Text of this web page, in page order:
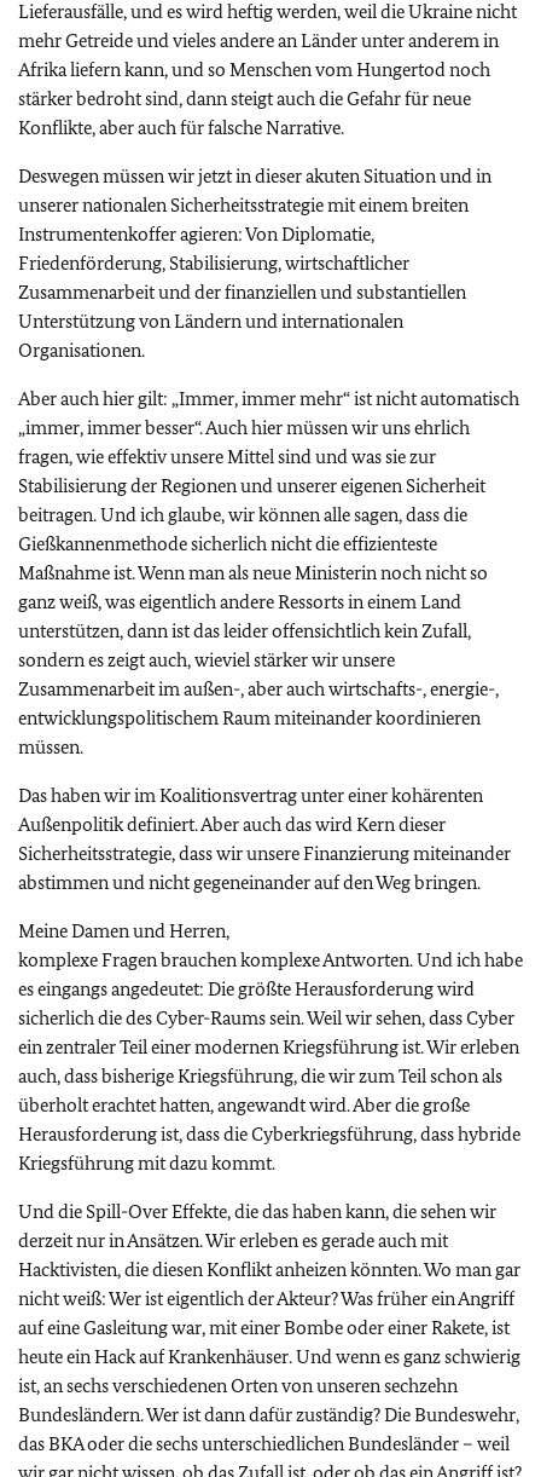
Lieferausfälle, und es wird heftig werden, weil die Ukraine nicht
mehr Getreide und vieles andere an Länder unter anderem in
Afrika liefern kann, und so Menschen vom Hungertod noch
stärker bedroht sind, dann steigt auch die Gefahr für neue
Konflikte, aber auch für falsche Narrative.
Deswegen müssen wir jetzt in dieser akuten Situation und in
unserer nationalen Sicherheitsstrategie mit einem breiten
Instrumentenkoffer agieren: Von Diplomatie,
Friedenförderung, Stabilisierung, wirtschaftlicher
Zusammenarbeit und der finanziellen und substantiellen
Unterstützung von Ländern und internationalen
Organisationen.
Aber auch hier gilt: „Immer, immer mehr“ ist nicht automatisch
„immer, immer besser“. Auch hier müssen wir uns ehrlich
fragen, wie effektiv unsere Mittel sind und was sie zur
Stabilisierung der Regionen und unserer eigenen Sicherheit
beitragen. Und ich glaube, wir können alle sagen, dass die
Gießkannenmethode sicherlich nicht die effizienteste
Maßnahme ist. Wenn man als neue Ministerin noch nicht so
ganz weiß, was eigentlich andere Ressorts in einem Land
unterstützen, dann ist das leider offensichtlich kein Zufall,
sondern es zeigt auch, wieviel stärker wir unsere
Zusammenarbeit im außen-, aber auch wirtschafts-, energie-,
entwicklungspolitischem Raum miteinander koordinieren
müssen.
Das haben wir im Koalitionsvertrag unter einer kohärenten
Außenpolitik definiert. Aber auch das wird Kern dieser
Sicherheitsstrategie, dass wir unsere Finanzierung miteinander
abstimmen und nicht gegeneinander auf den Weg bringen.
Meine Damen und Herren,
komplexe Fragen brauchen komplexe Antworten. Und ich habe
es eingangs angedeutet: Die größte Herausforderung wird
sicherlich die des Cyber-Raums sein. Weil wir sehen, dass Cyber
ein zentraler Teil einer modernen Kriegsführung ist. Wir erleben
auch, dass bisherige Kriegsführung, die wir zum Teil schon als
überholt erachtet hatten, angewandt wird. Aber die große
Herausforderung ist, dass die Cyberkriegsführung, dass hybride
Kriegsführung mit dazu kommt.
Und die Spill-Over Effekte, die das haben kann, die sehen wir
derzeit nur in Ansätzen. Wir erleben es gerade auch mit
Hacktivisten, die diesen Konflikt anheizen könnten. Wo man gar
nicht weiß: Wer ist eigentlich der Akteur? Was früher ein Angriff
auf eine Gasleitung war, mit einer Bombe oder einer Rakete, ist
heute ein Hack auf Krankenhäuser. Und wenn es ganz schwierig
ist, an sechs verschiedenen Orten von unseren sechzehn
Bundesländern. Wer ist dann dafür zuständig? Die Bundeswehr,
das BKA oder die sechs unterschiedlichen Bundesländer – weil